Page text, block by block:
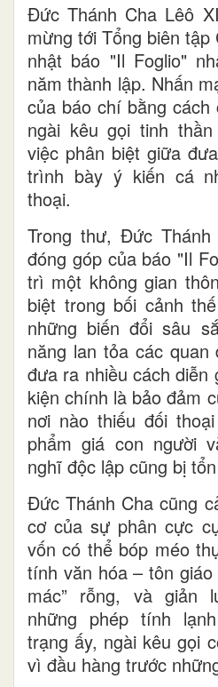
Đức Thánh Cha Lêô
mừng tới Tổng biên tập
nhật báo "Il Foglio"
năm thành lập. Nhấn
của báo chí bằng cách
ngài kêu gọi tinh
việc phân biệt giữa
trình bày ý kiến cá
thoại.
Trong thư, Đức
đóng góp của báo "Il
trì một không gian
biệt trong bối cảnh
những biến đổi sâu
năng lan tỏa các quan
đưa ra nhiều cách diễn
kiện chính là bảo đảm
nơi nào thiếu đối
phẩm giá con người
nghĩ độc lập cũng bị
Đức Thánh Cha cũng
cơ của sự phân cực
vốn có thể bóp méo
tính văn hóa – tôn giáo
mác” rỗng, và giản
những phép tính
trạng ấy, ngài kêu gọi
vì đầu hàng trước